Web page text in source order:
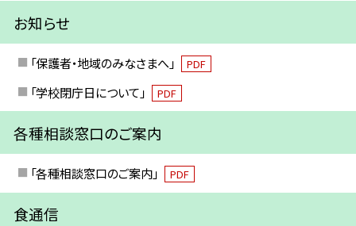
お知らせ
「保護者・地域のみなさまへ」 PDF
「学校閉庁日について」 PDF
各種相談窓口のご案内
「各種相談窓口のご案内」 PDF
食通信